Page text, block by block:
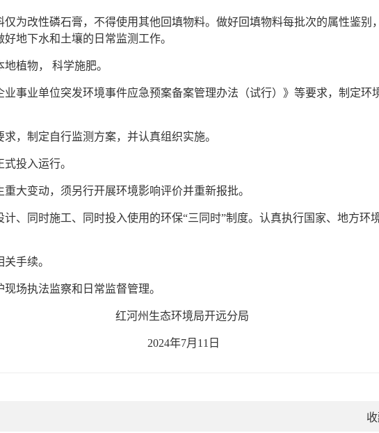
改性磷石膏，不得使用其他回填物料。做好回填物料每批次的属性鉴别
地下水和土壤的日常监测工作。
植物， 科学施肥。
业单位突发环境事件应急预案备案管理办法（试行）》等要求，制定环
制定自行监测方案，并认真组织实施。
投入运行。
变动，须另行开展环境影响评价并重新报批。
同时施工、同时投入使用的环保“三同时”制度。认真执行国家、地方环
手续。
场执法监察和日常监督管理。
州生态环境局开远分局
年7月11日